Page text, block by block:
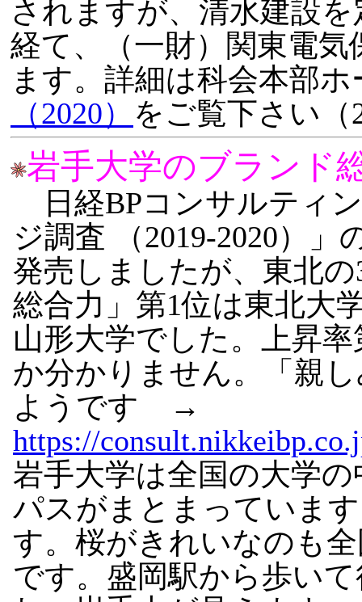
されますが、清水建設
経て、（一財）関東電
ます。詳細は科会本部
（2020） をご覧下さい（
岩手大学のブランド
日経BPコンサルティ
ジ調査 （2019-2020）
発売しましたが、東北
総合力」第1位は東北大
山形大学でした。上昇
か分かりません。「親
ようです →
https://
岩手大学は全国の大学
パスがまとまっていま
す。桜がきれいなのも
です。盛岡駅から歩い